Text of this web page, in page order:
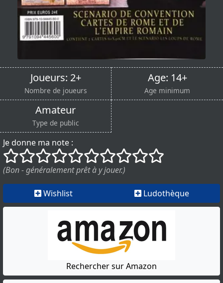
Joueurs: 2+
Nombre de joueurs
Age: 14+
Age minimum
Amateur
Type de public
Je donne ma note :
()
() () () () () () () ()
()
(Bon - généralement prêt à y jouer.)
Wishlist Ludothèque
Rechercher sur Amazon